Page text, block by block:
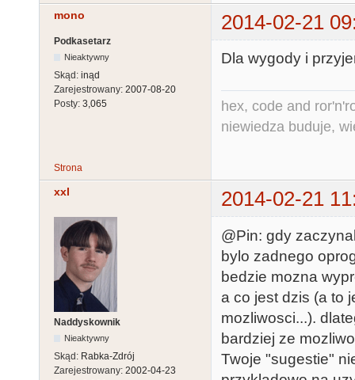
mono 2014-02-21
Podkasetarz
Nieaktywny
Skąd: inąd
Zarejestrowany: 2007-08-20
Posty: 3,065
Dla wygody i
hex, code and
niewiedza buduje,
Strona
xxl 2014-02-21
Naddyskownik
Nieaktywny
Skąd: Rabka-Zdrój
Zarejestrowany: 2002-04-23
@Pin: gdy
bylo zadnego
bedzie mozna
a co jest dzis (a to
mozliwosci...).
bardziej ze
Twoje "sugestie"